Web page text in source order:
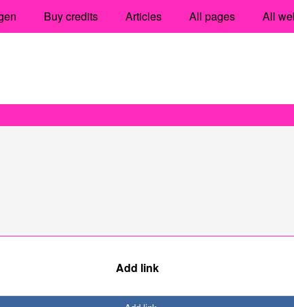
Buy credits Articles All pages All
Add link